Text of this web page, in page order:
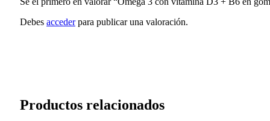
Debes accederpara publicar una valoración.
Productos relacionados